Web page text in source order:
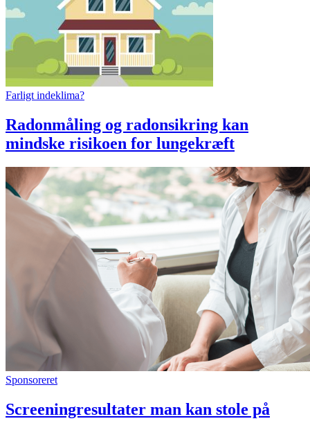
Farligt indeklima?
Radonmåling og radonsikring kan
mindske risikoen for lungekræft
Sponsoreret
Screeningresultater man kan stole på